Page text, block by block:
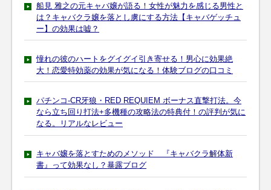
船見 雅之の元キャバ嬢が語る！女性が魅力を感じる男性と
は？キャバクラ嬢を落とし虜にする方法【キャバゲッチュ
ー】の効果は嘘？
憧れの彼のハートをグイグイ引き寄せる！男心に効果絶
大！恋愛特効薬の効果が気になる！体験ブログの口コミ
パチンコ-CR牙狼・RED REQUIEM ボーナス直撃打法。今
なら立ち回り打法+多機種の攻略法の特典付！の評判が気に
なる。リアルなレビュー
キャバ嬢を落とすためのメソッド 『キャバクラ解体新
書』って効果なし？暴露ブログ